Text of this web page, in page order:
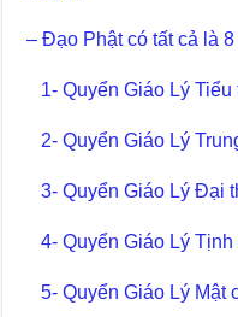
– Đạo Phật có tất cả là
1- Quyển Giáo Lý Tiểu
2- Quyển Giáo Lý
3- Quyển Giáo Lý Đại
4- Quyển Giáo Lý Tịnh
5- Quyển Giáo Lý Mật